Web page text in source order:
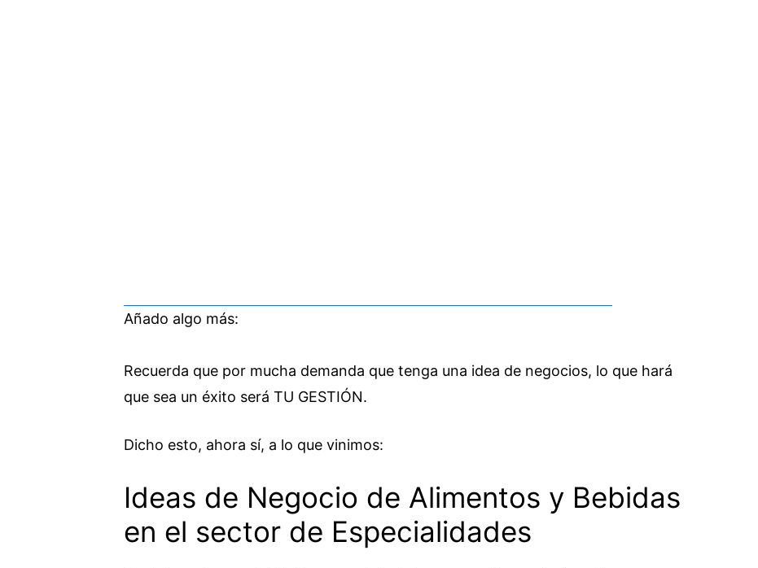
Añado algo más:
Recuerda que por mucha demanda que tenga una idea de negocios, lo que hará
que sea un éxito será TU GESTIÓN.
Dicho esto, ahora sí, a lo que vinimos:
Ideas de Negocio de Alimentos y Bebidas
en el sector de Especialidades